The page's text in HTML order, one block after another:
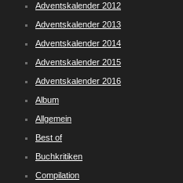
Adventskalender 2012
Adventskalender 2013
Adventskalender 2014
Adventskalender 2015
Adventskalender 2016
Album
Allgemein
Best of
Buchkritiken
Compilation